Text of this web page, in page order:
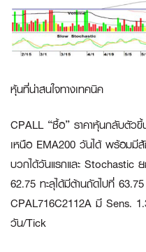
หุ้นที่น่าสนใจทางเทคนิค
CPALL “ซื้อ” ราคาหุ้นกลับตัว
เหนือ EMA200 วันได้ พร้อม
บวกได้วันแรกและ Stochastic
62.75 ทะลุได้มีต้านถัดไปที่
CPAL716C2112A มี Sens.
วัน/Tick